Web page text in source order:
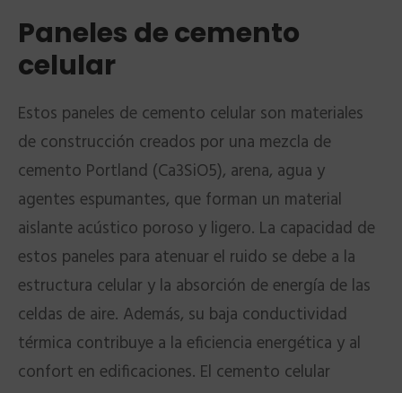
Paneles de cemento
celular
Estos paneles de cemento celular son materiales
de construcción creados por una mezcla de
cemento Portland (Ca3SiO5), arena, agua y
agentes espumantes, que forman un material
aislante acústico poroso y ligero. La capacidad de
estos paneles para atenuar el ruido se debe a la
estructura celular y la absorción de energía de las
celdas de aire. Además, su baja conductividad
térmica contribuye a la eficiencia energética y al
confort en edificaciones. El cemento celular